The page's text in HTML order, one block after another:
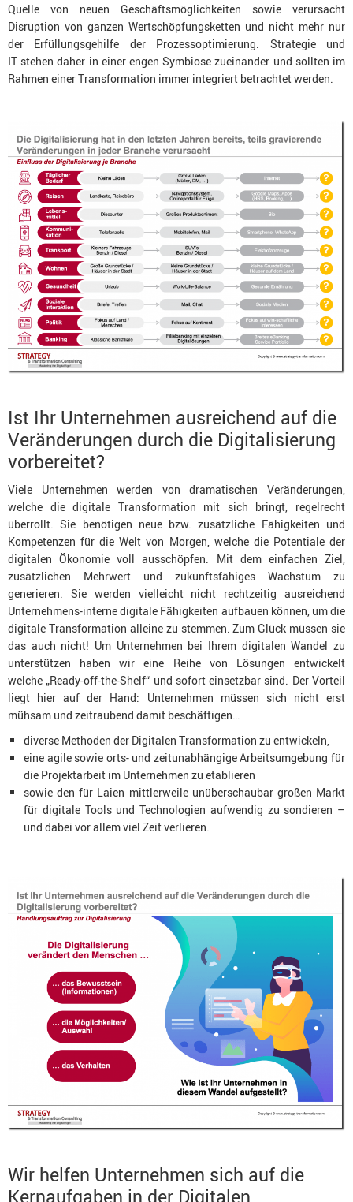
Quelle von neuen Geschäftsmöglichkeiten sowie verursacht
Disruption von ganzen Wertschöpfungsketten und nicht mehr nur
der Erfüllungsgehilfe der Prozessoptimierung. Strategie und
IT stehen daher in einer engen Symbiose zueinander und sollten im
Rahmen einer Transformation immer integriert betrachtet werden.
Ist Ihr Unternehmen ausreichend auf die
Veränderungen durch die Digitalisierung
vorbereitet?
Viele Unternehmen werden von dramatischen Veränderungen,
welche die digitale Transformation mit sich bringt, regelrecht
überrollt. Sie benötigen neue bzw. zusätzliche Fähigkeiten und
Kompetenzen für die Welt von Morgen, welche die Potentiale der
digitalen Ökonomie voll ausschöpfen. Mit dem einfachen Ziel,
zusätzlichen Mehrwert und zukunftsfähiges Wachstum zu
generieren. Sie werden vielleicht nicht rechtzeitig ausreichend
Unternehmens-interne digitale Fähigkeiten aufbauen können, um die
digitale Transformation alleine zu stemmen. Zum Glück müssen sie
das auch nicht! Um Unternehmen bei Ihrem digitalen Wandel zu
unterstützen haben wir eine Reihe von Lösungen entwickelt
welche „Ready-off-the-Shelf“ und sofort einsetzbar sind. Der Vorteil
liegt hier auf der Hand: Unternehmen müssen sich nicht erst
mühsam und zeitraubend damit beschäftigen…
diverse Methoden der Digitalen Transformation zu entwickeln,
eine agile sowie orts- und zeitunabhängige Arbeitsumgebung für
die Projektarbeit im Unternehmen zu etablieren
sowie den für Laien mittlerweile unüberschaubar großen Markt
für digitale Tools und Technologien aufwendig zu sondieren –
und dabei vor allem viel Zeit verlieren.
Wir helfen Unternehmen sich auf die